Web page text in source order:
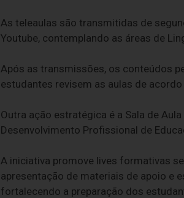
As teleaulas são transmitidas de
Youtube, contemplando as áreas de
Após as transmissões, os conteúdos
estudantes revisem as aulas de
Outra ação estratégica é a Sala de
Desenvolvimento Profissional de
A iniciativa promove lives formativas
apresentação de materiais de apoio e
fortalecendo a preparação dos